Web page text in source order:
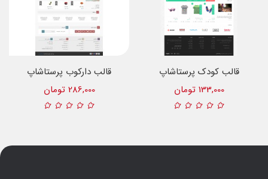
قالب دارکوب پرستاشاپ
286,000 تومان
قالب کودک پرستاشاپ
133,000 تومان